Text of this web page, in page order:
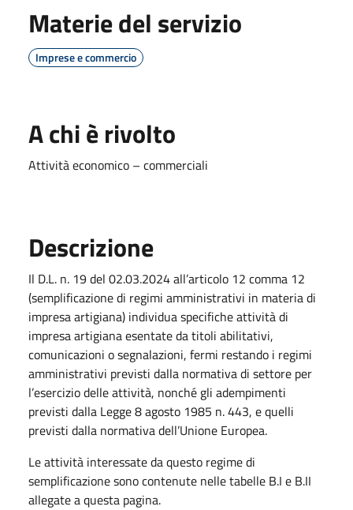
Materie del servizio
Imprese e commercio
A chi è rivolto
Attività economico – commerciali
Descrizione
Il D.L. n. 19 del 02.03.2024 all’articolo 12 comma 12
(semplificazione di regimi amministrativi in materia di
impresa artigiana) individua specifiche attività di
impresa artigiana esentate da titoli abilitativi,
comunicazioni o segnalazioni, fermi restando i regimi
amministrativi previsti dalla normativa di settore per
l’esercizio delle attività, nonché gli adempimenti
previsti dalla Legge 8 agosto 1985 n. 443, e quelli
previsti dalla normativa dell’Unione Europea.
Le attività interessate da questo regime di
semplificazione sono contenute nelle tabelle B.I e B.II
allegate a questa pagina.